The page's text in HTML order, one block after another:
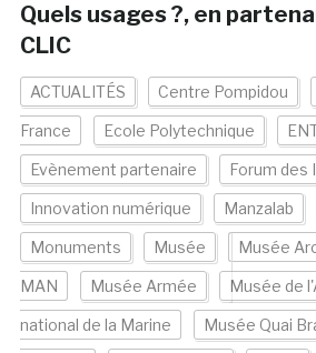
Quels usages ?, en
CLIC
ACTUALITÉS Centre Pompidou
France Ecole Polytechnique
Evènement partenaire Forum des
Innovation numérique Manzalab
Monuments Musée Musée
MAN Musée Armée Musée de
national de la Marine Musée Quai